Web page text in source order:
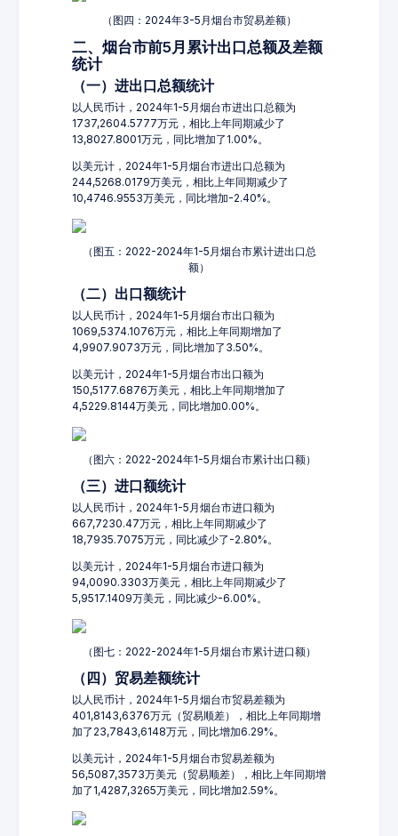
（图四：2024年3-5月烟台市贸易差额）
二、烟台市前5月累计出口总额及差额
统计
（一）进出口总额统计
以人民币计，2024年1-5月烟台市进出口总额为
1737,2604.5777万元，相比上年同期减少了
13,8027.8001万元，同比增加了1.00%。
以美元计，2024年1-5月烟台市进出口总额为
244,5268.0179万美元，相比上年同期减少了
10,4746.9553万美元，同比增加-2.40%。
（图五：2022-2024年1-5月烟台市累计进出口总
额）
（二）出口额统计
以人民币计，2024年1-5月烟台市出口额为
1069,5374.1076万元，相比上年同期增加了
4,9907.9073万元，同比增加了3.50%。
以美元计，2024年1-5月烟台市出口额为
150,5177.6876万美元，相比上年同期增加了
4,5229.8144万美元，同比增加0.00%。
（图六：2022-2024年1-5月烟台市累计出口额）
（三）进口额统计
以人民币计，2024年1-5月烟台市进口额为
667,7230.47万元，相比上年同期减少了
18,7935.7075万元，同比减少了-2.80%。
以美元计，2024年1-5月烟台市进口额为
94,0090.3303万美元，相比上年同期减少了
5,9517.1409万美元，同比减少-6.00%。
（图七：2022-2024年1-5月烟台市累计进口额）
（四）贸易差额统计
以人民币计，2024年1-5月烟台市贸易差额为
401,8143,6376万元（贸易顺差），相比上年同期增
加了23,7843,6148万元，同比增加6.29%。
以美元计，2024年1-5月烟台市贸易差额为
56,5087,3573万美元（贸易顺差），相比上年同期增
加了1,4287,3265万美元，同比增加2.59%。